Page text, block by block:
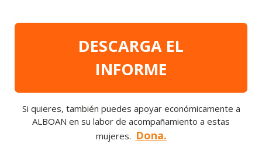
DESCARGA EL
INFORME
Si quieres, también puedes apoyar económicamente a
ALBOAN en su labor de acompañamiento a estas
mujeres. Dona.